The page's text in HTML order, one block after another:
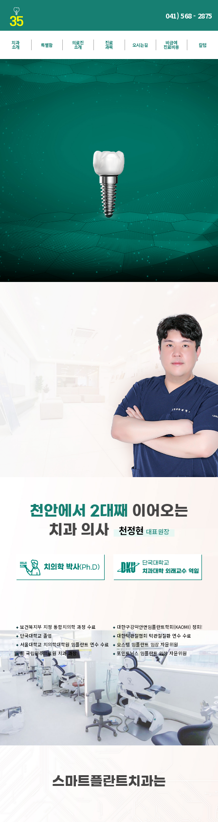
2530-8691
치과
소개 특별함 의료진
소개
진료
과목 오시는길 비급여
진료비용 칼럼
041) 568 - 2875
천안에서 2대째 이어오는
치과 의사
천정현 대표원장
보건복지부 지정 통합치의학 과정 수료
단국대학교 졸업
서울대학교 치의학대학원 임플란트 연수 수료
前국립원주의료원 치과 과장
대한구강악안면임플란트학회(KAOMI) 정회원
대한턱관절협회 턱관절질환 연수 수료
오스템 임플란트 임상 자문위원
포인트닉스 임플란트 임상 자문위원
스마트플란트치과는